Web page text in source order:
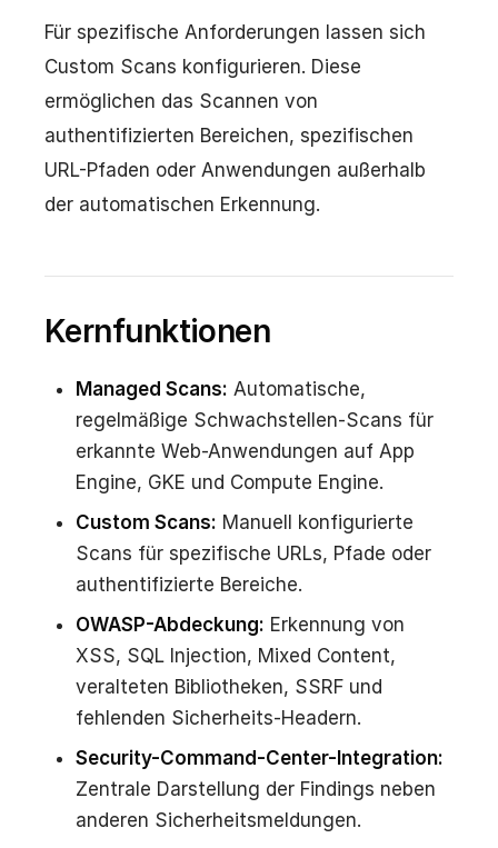
Für spezifische Anforderungen lassen sich
Custom Scans konfigurieren. Diese
ermöglichen das Scannen von
authentifizierten Bereichen, spezifischen
URL-Pfaden oder Anwendungen außerhalb
der automatischen Erkennung.
Kernfunktionen
Managed Scans: Automatische,
regelmäßige Schwachstellen-Scans für
erkannte Web-Anwendungen auf App
Engine, GKE und Compute Engine.
Custom Scans: Manuell konfigurierte
Scans für spezifische URLs, Pfade oder
authentifizierte Bereiche.
OWASP-Abdeckung: Erkennung von
XSS, SQL Injection, Mixed Content,
veralteten Bibliotheken, SSRF und
fehlenden Sicherheits-Headern.
Security-Command-Center-Integration:
Zentrale Darstellung der Findings neben
anderen Sicherheitsmeldungen.